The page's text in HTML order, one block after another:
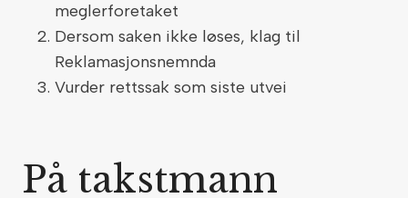
meglerforetaket
Dersom saken ikke løses, klag til
Reklamasjonsnemnda
Vurder rettssak som siste utvei
På takstmann